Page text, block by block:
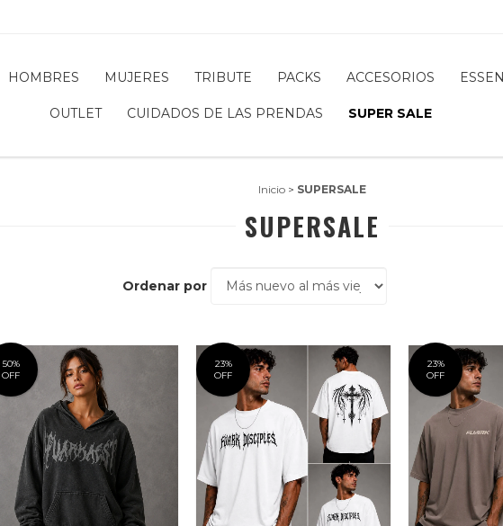
HOMBRES MUJERES TRIBUTE PACKS ACCESORIOS
OUTLET CUIDADOS DE LAS PRENDAS SUPER SALE
Inicio > SUPERSALE
SUPERSALE
Ordenar por
50%
OFF
23%
OFF
23%
OFF